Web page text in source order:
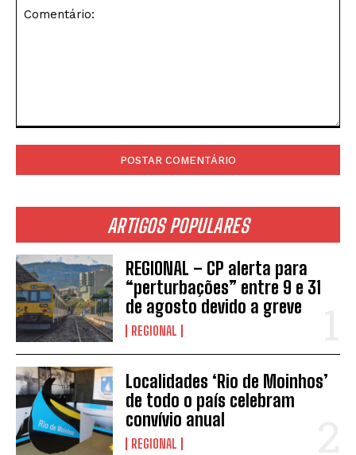
ARTIGOS POPULARES
REGIONAL – CP alerta para
“perturbações” entre 9 e 31
de agosto devido a greve
REGIONAL
Localidades ‘Rio de Moinhos’
de todo o país celebram
convívio anual
REGIONAL